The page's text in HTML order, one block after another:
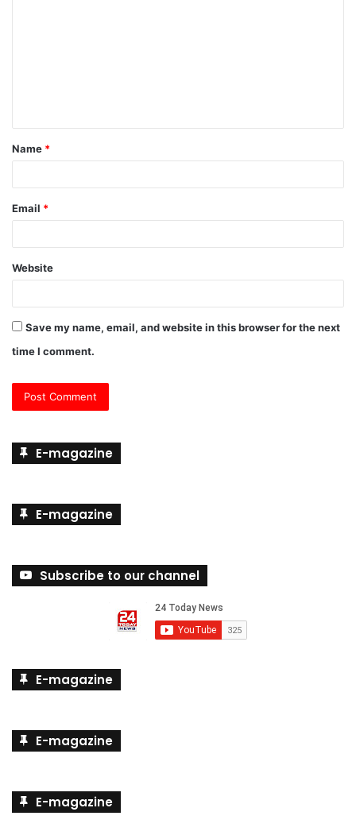
t
*
Name *
Email *
Website
Save my name, email, and website in this browser for the next
time I comment.
E-magazine
E-magazine
Subscribe to our channel
E-magazine
E-magazine
E-magazine